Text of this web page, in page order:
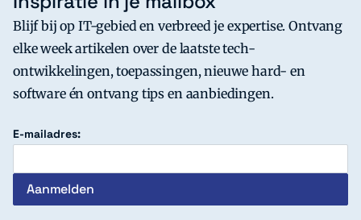
Blijf bij op IT-gebied en verbreed je expertise. Ontvang
elke week artikelen over de laatste tech-
ontwikkelingen, toepassingen, nieuwe hard- en
software én ontvang tips en aanbiedingen.
E-mailadres: